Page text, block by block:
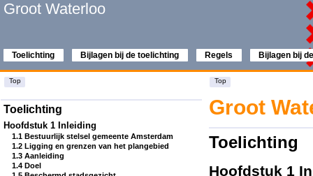
Groot Waterloo
Toelichting Bijlagen bij de toelichting Regels Bijlagen bij
Top Top
Toelichting
Hoofdstuk 1 Inleiding
1.1 Bestuurlijk stelsel gemeente Amsterdam
1.2 Ligging en grenzen van het plangebied
1.3 Aanleiding
1.4 Doel
Groot
Toelichting
Hoofdstuk 1